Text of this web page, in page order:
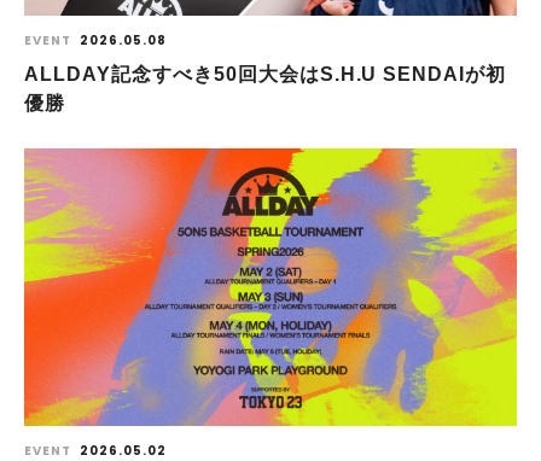
EVENT 2026.05.08
ALLDAY記念すべき50回大会はS.H.U SENDAIが初
優勝
EVENT 2026.05.02